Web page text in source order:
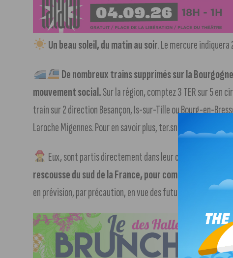
Un beau soleil, du matin au soir. Le mercure indiquera
De nombreux trains supprimés sur la
mouvement social.Sur la région, comptez 3 TER sur 5 en
train sur 2 direction Besançon, Is-sur-Tille ou Bourg-en-
Laroche Migennes. Pour en savoir plus, ter.sncf.com.
Eux, sont partis directement dans leur camion-citerne.
rescousse du sud de la France, pour combattre les
en prévision, par précaution, en vue des futures semaines